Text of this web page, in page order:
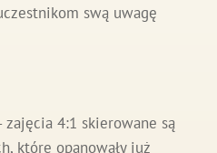
swą uwagę
zajęcia 4:1 skierowane są
które opanowały już